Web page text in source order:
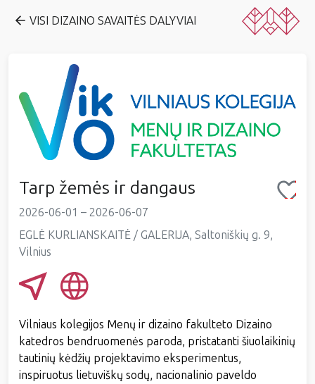
VISI DIZAINO SAVAITĖS DALYVIAI
Tarp žemės ir dangaus
2026-06-01 – 2026-06-07
EGLĖ KURLIANSKAITĖ / GALERIJA, Saltoniškių g. 9,
Vilnius
Vilniaus kolegijos Menų ir dizaino fakulteto Dizaino
katedros bendruomenės paroda, pristatanti šiuolaikinių
tautinių kėdžių projektavimo eksperimentus,
inspiruotus lietuviškų sodų, nacionalinio paveldo